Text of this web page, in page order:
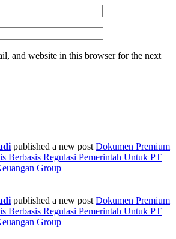
and website in this browser for the next
published a new post Dokumen Premium
Berbasis Regulasi Pemerintah Untuk PT
Group
published a new post Dokumen Premium
Berbasis Regulasi Pemerintah Untuk PT
Group